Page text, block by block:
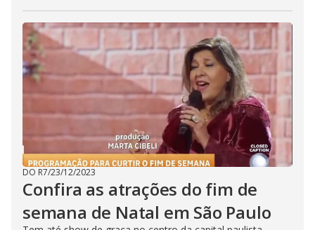
DO R7/23/12/2023
Confira as atrações do fim de
semana de Natal em São Paulo